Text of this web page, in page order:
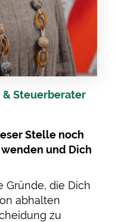
& Steuerberater
Stelle noch
und Dich
Gründe, die Dich
abhalten
zu